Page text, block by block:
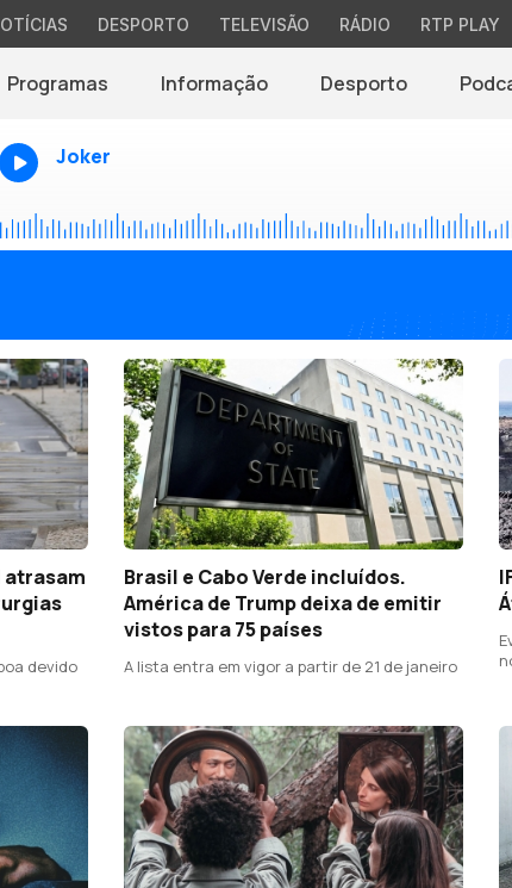
DESPORTO TELEVISÃO RÁDIO RTP PLAY
Programas Informação Desporto
Joker
atrasam
devido
Brasil e Cabo Verde incluídos.
América de Trump deixa de emitir
vistos para 75 países
A lista entra em vigor a partir de 21 de janeiro